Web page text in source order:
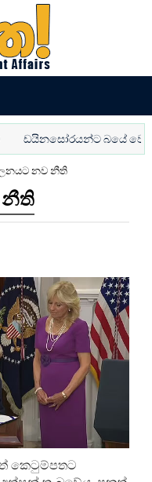
ඩයිනසෝරයන්ට බයේ වෙනස්
නව නීති
නීති
කෙටුම්පතට